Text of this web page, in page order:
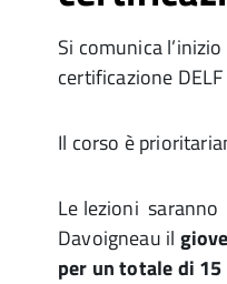
Si comunica
certificazione
Il corso è
Le lezioni saranno
Davoigneau il
per un totale di 15